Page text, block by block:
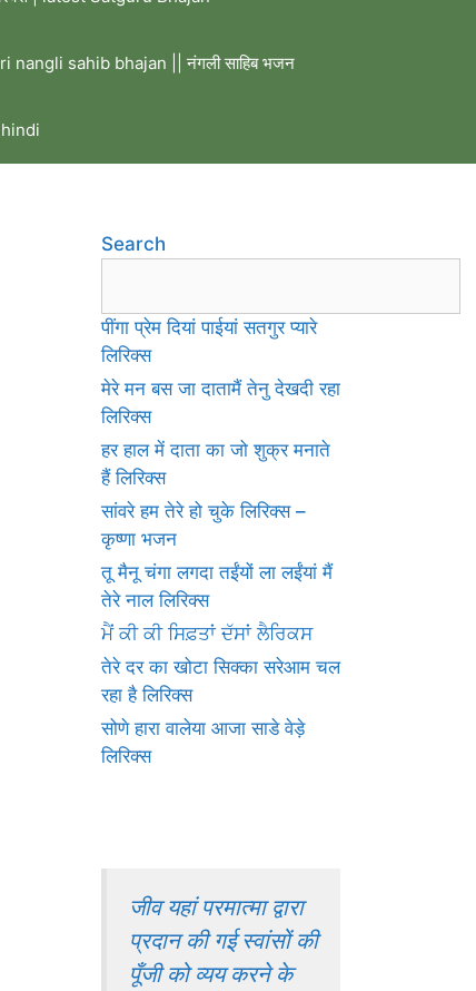
nangli sahib bhajan || नंगली साहिब भजन
Search
पींगा प्रेम दियां पाईयां सतगुर प्यारे
लिरिक्स
मेरे मन बस जा दातामैं तेनु देखदी रहा
लिरिक्स
हर हाल में दाता का जो शुक्र मनाते
हैं लिरिक्स
सांवरे हम तेरे हो चुके लिरिक्स –
कृष्णा भजन
तू मैनू चंगा लगदा तईंयों ला लईंयां मैं
तेरे नाल लिरिक्स
ਮੈਂ ਕੀ ਕੀ ਸਿਫ਼ਤਾਂ ਦੱਸਾਂ ਲੈਰਿਕਸ
तेरे दर का खोटा सिक्का सरेआम चल
रहा है लिरिक्स
सोणे हारा वालेया आजा साडे वेड़े
लिरिक्स
जीव यहां परमात्मा द्वारा
प्रदान की गई स्वांसों की
पूँजी को व्यय करने के